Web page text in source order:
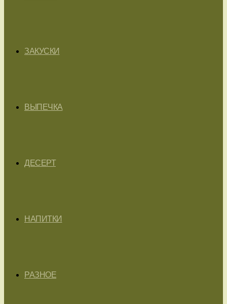
ЗАКУСКИ
ВЫПЕЧКА
ДЕСЕРТ
НАПИТКИ
РАЗНОЕ